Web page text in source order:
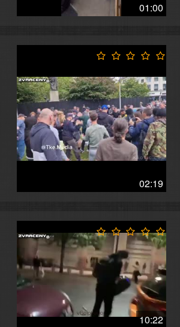
01:00
02:19
10:22